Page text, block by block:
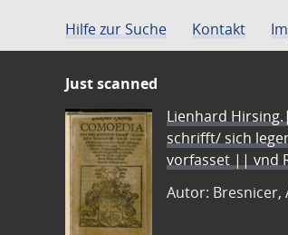
Hilfe zur Suche Kontakt
Just scanned
Lienhard
schrifft/ sich
vorfasset || vnd
Autor: Bresnicer,